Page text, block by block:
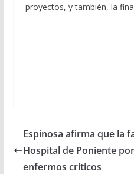
proyectos, y también, la
Espinosa afirma que la
Hospital de Poniente
enfermos críticos